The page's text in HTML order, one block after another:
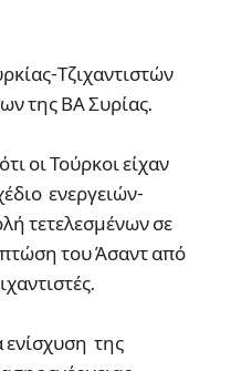
Τζιχαντιστών
της ΒΑ Συρίας.
οι Τούρκοι είχαν
ενεργειών-
τετελεσμένων σε
πτώση του Άσαντ από
ενίσχυση της